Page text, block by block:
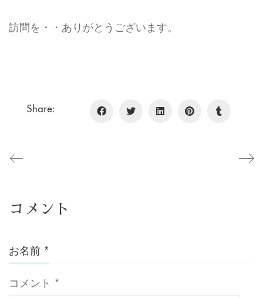
訪問を・・ありがとうございます。
Share:
コメント
お名前 *
コメント *